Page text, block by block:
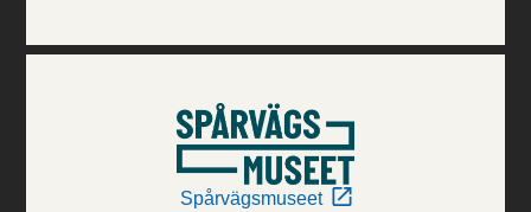
Spårvägsmuseet